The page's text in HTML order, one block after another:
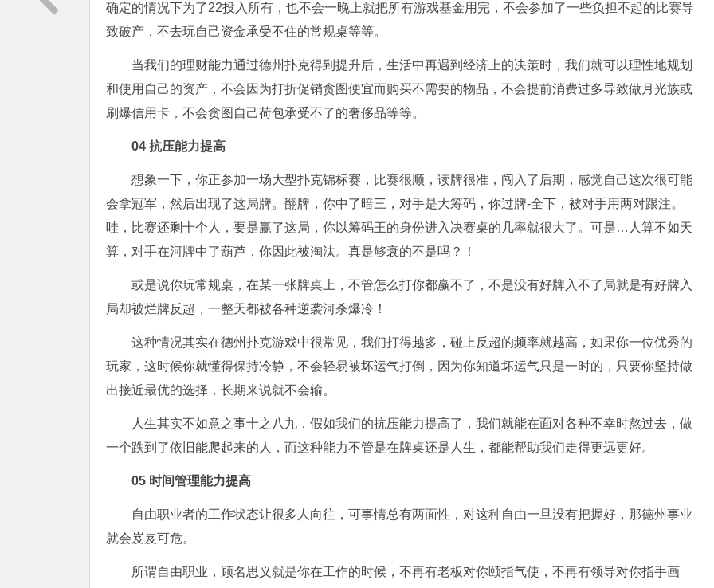
确定的情况下为了22投入所有，也不会一晚上就把所有游戏基金用完，不会参加了一些负担不起的比赛导
致破产，不去玩自己资金承受不住的常规桌等等。
当我们的理财能力通过德州扑克得到提升后，生活中再遇到经济上的决策时，我们就可以理性地规划
和使用自己的资产，不会因为打折促销贪图便宜而购买不需要的物品，不会提前消费过多导致做月光族或
刷爆信用卡，不会贪图自己荷包承受不了的奢侈品等等。
04 抗压能力提高
想象一下，你正参加一场大型扑克锦标赛，比赛很顺，读牌很准，闯入了后期，感觉自己这次很可能
会拿冠军，然后出现了这局牌。翻牌，你中了暗三，对手是大筹码，你过牌-全下，被对手用两对跟注。
哇，比赛还剩十个人，要是赢了这局，你以筹码王的身份进入决赛桌的几率就很大了。可是…人算不如天
算，对手在河牌中了葫芦，你因此被淘汰。真是够衰的不是吗？！
或是说你玩常规桌，在某一张牌桌上，不管怎么打你都赢不了，不是没有好牌入不了局就是有好牌入
局却被烂牌反超，一整天都被各种逆袭河杀爆冷！
这种情况其实在德州扑克游戏中很常见，我们打得越多，碰上反超的频率就越高，如果你一位优秀的
玩家，这时候你就懂得保持冷静，不会轻易被坏运气打倒，因为你知道坏运气只是一时的，只要你坚持做
出接近最优的选择，长期来说就不会输。
人生其实不如意之事十之八九，假如我们的抗压能力提高了，我们就能在面对各种不幸时熬过去，做
一个跌到了依旧能爬起来的人，而这种能力不管是在牌桌还是人生，都能帮助我们走得更远更好。
05 时间管理能力提高
自由职业者的工作状态让很多人向往，可事情总有两面性，对这种自由一旦没有把握好，那德州事业
就会岌岌可危。
所谓自由职业，顾名思义就是你在工作的时候，不再有老板对你颐指气使，不再有领导对你指手画